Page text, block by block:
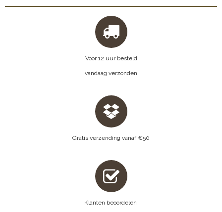
Voor 12 uur besteld
vandaag verzonden
Gratis verzending vanaf €50
Klanten beoordelen